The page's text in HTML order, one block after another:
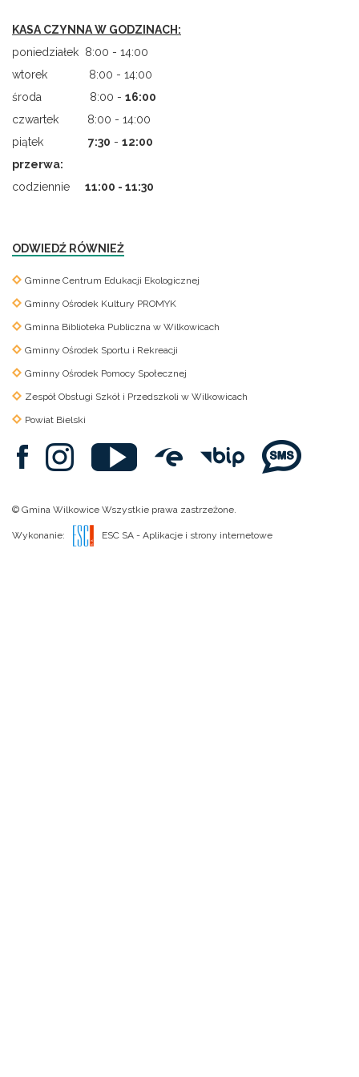
KASA CZYNNA W GODZINACH:
poniedziałek 8:00 - 14:00
wtorek 8:00 - 14:00
środa 8:00 - 16:00
czwartek 8:00 - 14:00
piątek 7:30 - 12:00
przerwa:
codziennie
11:00 - 11:30
ODWIEDŹ RÓWNIEŻ
Gminne Centrum Edukacji Ekologicznej
Gminny Ośrodek Kultury PROMYK
Gminna Biblioteka Publiczna w Wilkowicach
Gminny Ośrodek Sportu i Rekreacji
Gminny Ośrodek Pomocy Społecznej
Zespół Obsługi Szkół i Przedszkoli w Wilkowicach
Powiat Bielski
© Gmina Wilkowice Wszystkie prawa zastrzeżone.
Wykonanie: ESC SA- Aplikacje i strony internetowe